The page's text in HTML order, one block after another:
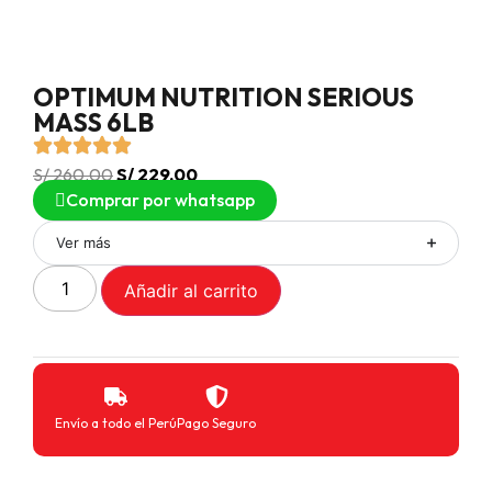
OPTIMUM NUTRITION SERIOUS
MASS 6LB
S/260.00S/229.00
Comprar por whatsapp
Ver más
Añadir al carrito
Envío a todo el PerúPago Seguro